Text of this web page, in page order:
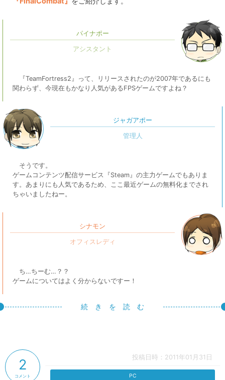
パイナポー
『TeamFortress2』って、リリースされたのが2007年であるにも
関わらず、今現在もかなり人気があるFPSゲームですよね？
ジャガアポー
そうです。
ゲームコンテンツ配信サービス『Steam』の主力ゲームでもありま
す。あまりにも人気であるため、ここ最近ゲームの無料化までされ
ちゃいましたねー。
シナモン
ち…ちーむ…？？
ゲームについてはよく分からないですー！
続 き を 読 む
投稿日時：2011年01月31日
2
コメント PC